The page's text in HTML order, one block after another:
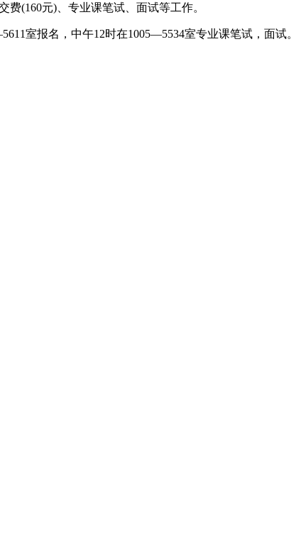
(160元)、专业课笔试、面试等工作。
室报名，中午12时在1005—5534室专业课笔试，面试。